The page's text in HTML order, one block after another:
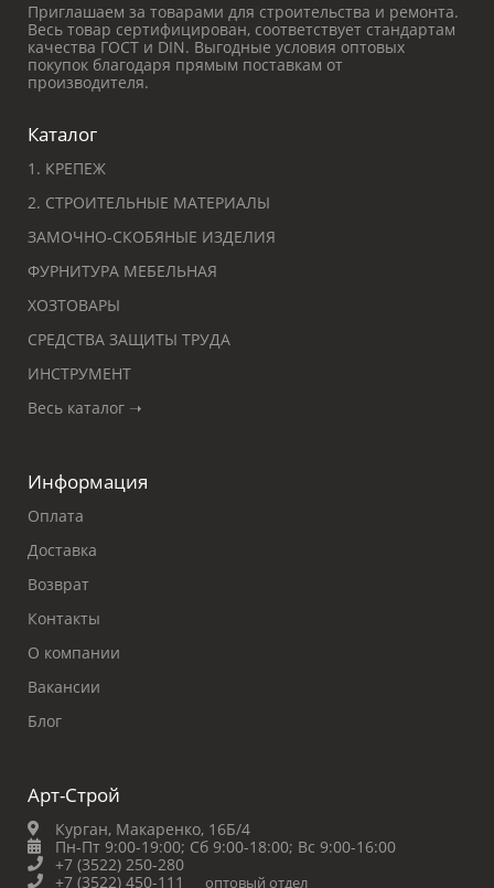
Приглашаем за товарами для строительства и ремонта.
Весь товар сертифицирован, соответствует стандартам
качества ГОСТ и DIN. Выгодные условия оптовых
покупок благодаря прямым поставкам от
производителя.
Каталог
1. КРЕПЕЖ
2. СТРОИТЕЛЬНЫЕ МАТЕРИАЛЫ
ЗАМОЧНО-СКОБЯНЫЕ ИЗДЕЛИЯ
ФУРНИТУРА МЕБЕЛЬНАЯ
ХОЗТОВАРЫ
СРЕДСТВА ЗАЩИТЫ ТРУДА
ИНСТРУМЕНТ
Весь каталог ➝
Информация
Оплата
Доставка
Возврат
Контакты
О компании
Вакансии
Блог
Арт-Строй
Курган, Макаренко, 16Б/4
Пн-Пт 9:00-19:00; Сб 9:00-18:00; Вс 9:00-16:00
+7 (3522) 250-280
+7 (3522) 450-111
оптовый отдел